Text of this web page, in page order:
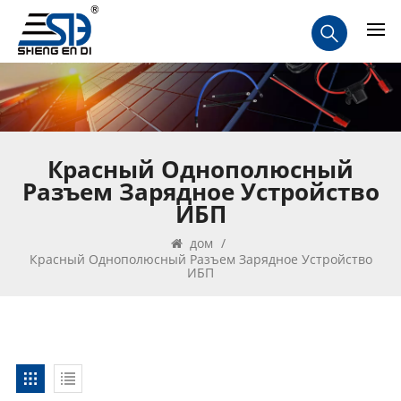
Красный Однополюсный
Разъем Зарядное Устройство
ИБП
дом /
Красный Однополюсный Разъем Зарядное Устройство
ИБП